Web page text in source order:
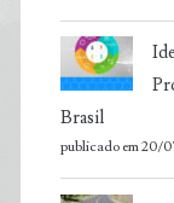
Brasil
publicado em 20/